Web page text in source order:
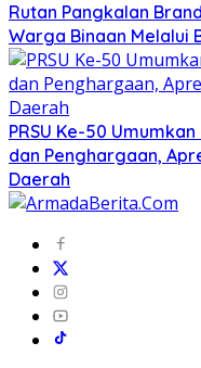
Rutan Pangkalan
Warga Binaan Melalui
PRSU Ke-50
dan Penghargaan,
Daerah